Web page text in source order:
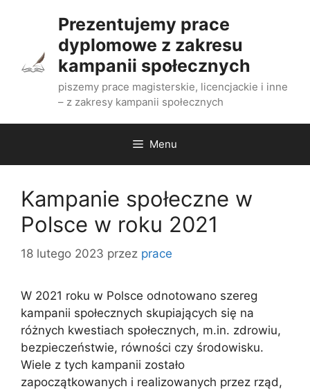
Prezentujemy prace
dyplomowe z zakresu
kampanii społecznych
piszemy prace magisterskie, licencjackie i inne
– z zakresy kampanii społecznych
Menu
Kampanie społeczne w
Polsce w roku 2021
18 lutego 2023 przez prace
W 2021 roku w Polsce odnotowano szereg
kampanii społecznych skupiających się na
różnych kwestiach społecznych, m.in. zdrowiu,
bezpieczeństwie, równości czy środowisku.
Wiele z tych kampanii zostało
zapoczątkowanych i realizowanych przez rząd,